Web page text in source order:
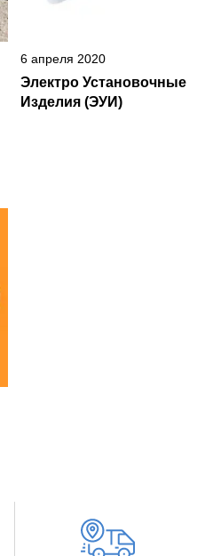
6 апреля 2020
Электро Установочные
Изделия (ЭУИ)